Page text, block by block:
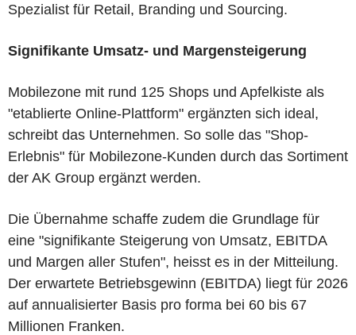
Spezialist für Retail, Branding und Sourcing.
Signifikante Umsatz- und Margensteigerung
Mobilezone mit rund 125 Shops und Apfelkiste als
"etablierte Online-Plattform" ergänzten sich ideal,
schreibt das Unternehmen. So solle das "Shop-
Erlebnis" für Mobilezone-Kunden durch das Sortiment
der AK Group ergänzt werden.
Die Übernahme schaffe zudem die Grundlage für
eine "signifikante Steigerung von Umsatz, EBITDA
und Margen aller Stufen", heisst es in der Mitteilung.
Der erwartete Betriebsgewinn (EBITDA) liegt für 2026
auf annualisierter Basis pro forma bei 60 bis 67
Millionen Franken.